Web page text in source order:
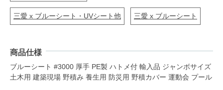
三愛 x ブルーシート・UVシート他 三愛 x ブルーシート
商品仕様
ブルーシート #3000 厚手 PE製 ハトメ付 輸入品 ジャンボサイズ
土木用 建築現場 野積み 養生用 防災用 野積カバー 運動会 プール